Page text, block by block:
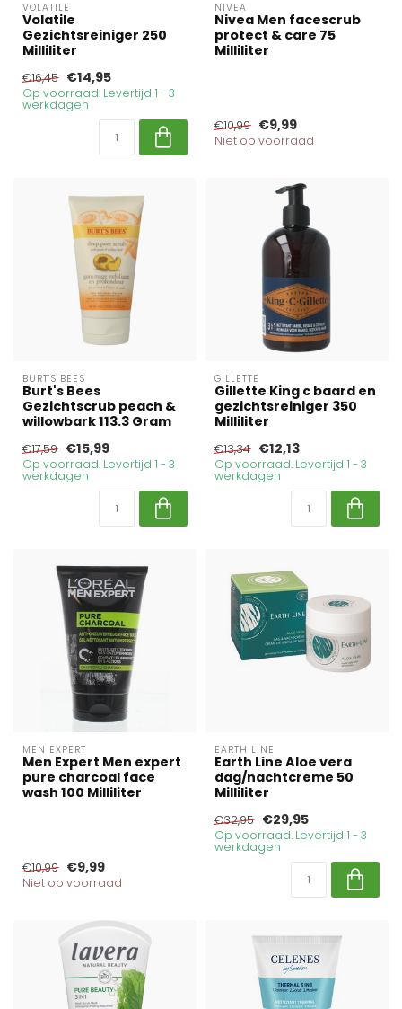
VOLATILE
Volatile
Gezichtsreiniger 250
Milliliter
€16,45 €14,95
Op voorraad. Levertijd 1 - 3
werkdagen
NIVEA
Nivea Men facescrub
protect & care 75
Milliliter
€10,99 €9,99
Niet op voorraad
BURT'S BEES
Burt's Bees
Gezichtscrub peach &
willowbark 113.3 Gram
€17,59 €15,99
Op voorraad. Levertijd 1 - 3
werkdagen
GILLETTE
Gillette King c baard en
gezichtsreiniger 350
Milliliter
€13,34 €12,13
Op voorraad. Levertijd 1 - 3
werkdagen
MEN EXPERT
Men Expert Men expert
pure charcoal face
wash 100 Milliliter
€10,99 €9,99
Niet op voorraad
EARTH LINE
Earth Line Aloe vera
dag/nachtcreme 50
Milliliter
€32,95 €29,95
Op voorraad. Levertijd 1 - 3
werkdagen